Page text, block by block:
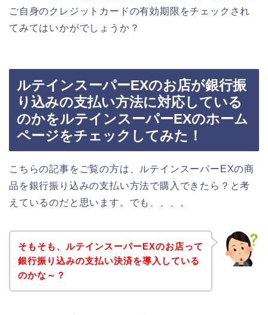
ご自身のクレジットカードの有効期限をチェックされ
てみてはいかがでしょうか？
ルテインスーパーEXのお店が銀行振
り込みの支払い方法に対応している
のかをルテインスーパーEXのホーム
ページをチェックしてみた！
こちらの記事をご覧の方は、ルテインスーパーEXの商
品を銀行振り込みの支払い方法で購入できたら？と考
えているのだと思います。でも、、、。
そもそも、ルテインスーパーEXのお店って
銀行振り込みの支払い決済を導入している
のかな～？